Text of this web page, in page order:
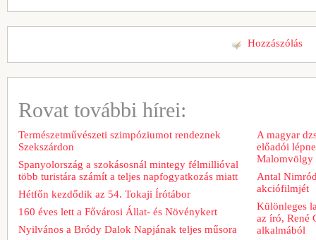
Hozzászólás
Rovat további hírei:
Természetművészeti szimpóziumot rendeznek
Szekszárdon
Spanyolország a szokásosnál mintegy félmillióval
több turistára számít a teljes napfogyatkozás miatt
Hétfőn kezdődik az 54. Tokaji Írótábor
160 éves lett a Fővárosi Állat- és Növénykert
Nyilvános a Bródy Dalok Napjának teljes műsora
A magyar
előadói
Malomvölgy
Antal
akciófilmjét
Különleges
az író, René
alkalmából